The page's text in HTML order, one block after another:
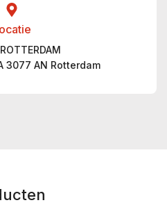
3077 AN Rotterdam